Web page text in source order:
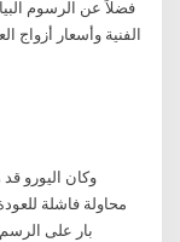
الفنية وأسعار أزواج
بار على